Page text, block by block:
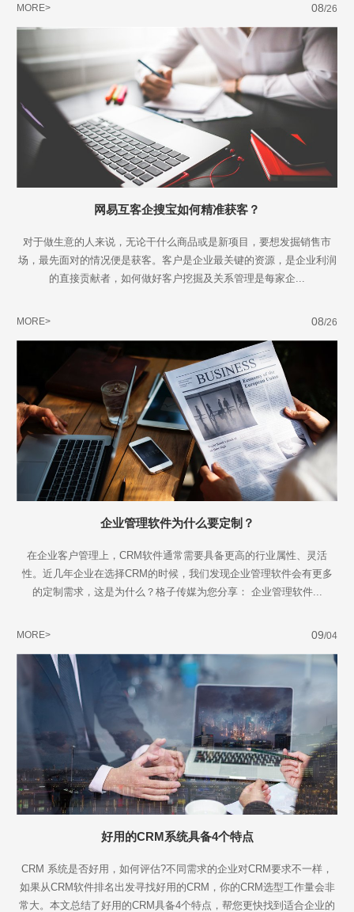
MORE> 08/26
网易互客企搜宝如何精准获客？
对于做生意的人来说，无论干什么商品或是新项目，要想发掘销售市
场，最先面对的情况便是获客。客户是企业最关键的资源，是企业利润
的直接贡献者，如何做好客户挖掘及关系管理是每家企...
MORE> 08/26
企业管理软件为什么要定制？
在企业客户管理上，CRM软件通常需要具备更高的行业属性、灵活
性。近几年企业在选择CRM的时候，我们发现企业管理软件会有更多
的定制需求，这是为什么？格子传媒为您分享： 企业管理软件...
MORE> 09/04
好用的CRM系统具备4个特点
CRM 系统是否好用，如何评估?不同需求的企业对CRM要求不一样，
如果从CRM软件排名出发寻找好用的CRM，你的CRM选型工作量会非
常大。本文总结了好用的CRM具备4个特点，帮您更快找到适合企业的